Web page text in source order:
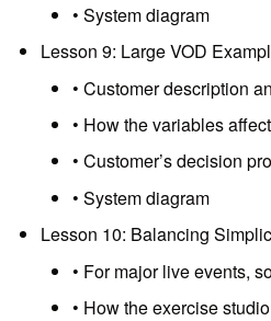
• System diagram
Lesson 9: Large VOD
• Customer description
• How the variables
• Customer’s decision
• System diagram
Lesson 10: Balancing
• For major live events,
• How the exercise